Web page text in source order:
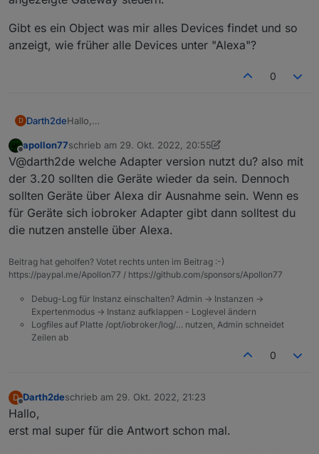
Gibt es ein Object was mir alles Devices findet und so
anzeigt, wie früher alle Devices unter "Alexa"?
0
D Darth2deHallo,
weiss nicht, ob mir hier geholfen werden kann da ich
die Devices später in Mediola steuern konnte (via
AIO Creator). Habe also Devices in Mediola steuern
geholt habe und somit via iobroker (Ist ein Gateway
in Mediola) diese Geräte Visualisiert in der der App
"AIO Creator" steuern konnte. Das heisst, ich konnte
nie in Mediola gesehen hätte (Hoffe, ich konnte gut
darstellen, dass die Devices für mich Ideal waren und
sehr hilfreich). Mit anderen Worten, ich konnte via
Mediola Geräte steuern (Via iobroker Alexa Object).
Iobroker war somit das Anzeigegerät und Suchgerät
für alle SmartHome-Geräte (da in Alexa so ziemlich
alles gefunden wird.
Nun sehe ich keine Devices mehr in iobroker unter
Alexa. Damit kann ich leider die in Alexa gefundenen
Geräte (Devices) nicht mehr über das in Mediola
angezeigte Gateway steuern.
Gibt es ein Object was mir alles Devices findet und
so anzeigt, wie früher alle Devices unter "Alexa"?
Offline
apollon77schrieb am 29. Okt. 2022, 20:55
zuletzt editiert von apollon77
V@darth2de welche Adapter version nutzt du? also mit
der 3.20 sollten die Geräte wieder da sein. Dennoch
sollten Geräte über Alexa dir Ausnahme sein. Wenn es
für Geräte sich iobroker Adapter gibt dann solltest du
die nutzen anstelle über Alexa.
Beitrag hat geholfen? Votet rechts unten im Beitrag :-)
https://paypal.me/Apollon77 / https://github.com/sponsors/Apollon77
Debug-Log für Instanz einschalten? Admin -> Instanzen ->
Expertenmodus -> Instanz aufklappen - Loglevel ändern
Logfiles auf Platte /opt/iobroker/log/… nutzen, Admin schneidet
Zeilen ab
0
D
Offline
Darth2deschrieb am 29. Okt. 2022, 21:23
zuletzt editiert von
Hallo,
erst mal super für die Antwort schon mal.